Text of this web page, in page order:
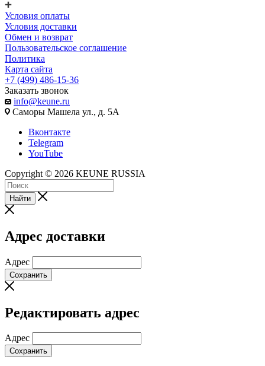
Условия оплаты
Условия доставки
Обмен и возврат
Пользовательское соглашение
Политика
Карта сайта
+7 (499) 486-15-36
Заказать звонок
info@keune.ru
Саморы Машела ул., д. 5А
Вконтакте
Telegram
YouTube
Copyright © 2026 KEUNE RUSSIA
Найти
Адрес доставки
Адрес
Сохранить
Редактировать адрес
Адрес
Сохранить